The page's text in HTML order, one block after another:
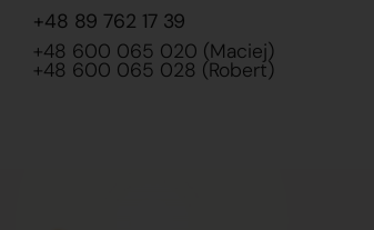
+48 89 762 17 39
+48 600 065 020 (Maciej)
+48 600 065 028 (Robert)